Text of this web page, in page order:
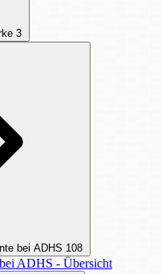
3
bei ADHS 108
ADHS - Übersicht